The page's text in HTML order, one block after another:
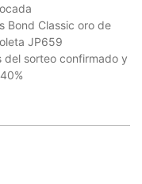
Bond Classic oro de
JP659
del sorteo confirmado y